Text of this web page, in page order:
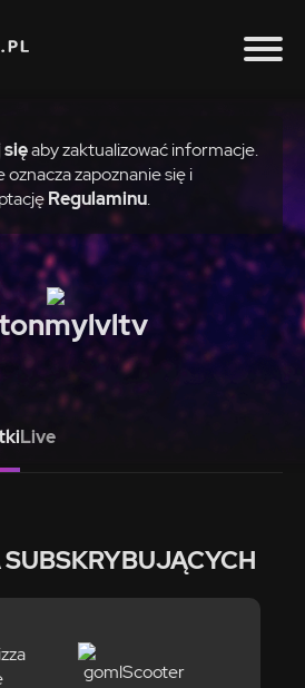
sięaby zaktualizować informacje.
oznacza zapoznanie się i
Regulaminu.
Live